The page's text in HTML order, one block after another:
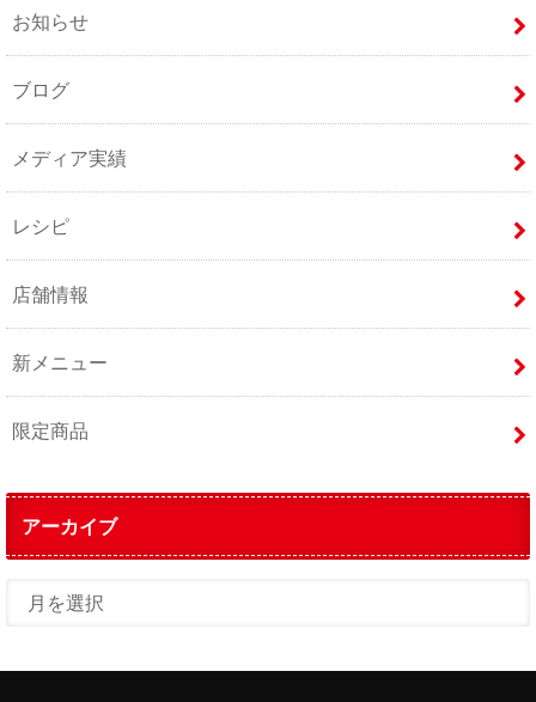
お知らせ
ブログ
メディア実績
レシピ
店舗情報
新メニュー
限定商品
アーカイブ